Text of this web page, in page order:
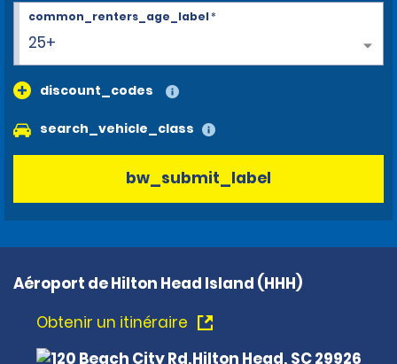
25+
common_renters_age_label*
discount_codes
search_vehicle_class
bw_submit_label
Aéroport de Hilton Head Island (HHH)
Obtenir un itinéraire